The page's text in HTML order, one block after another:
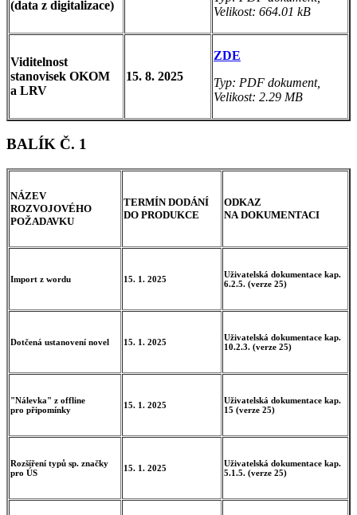
(data z digitalizace)
Velikost: 664.01 kB
Viditelnost
stanovisek OKOM
a LRV
15. 8. 2025
ZDE
Typ: PDF dokument,
Velikost: 2.29 MB
BALÍK Č. 1
NÁZEV
ROZVOJOVÉHO
POŽADAVKU
TERMÍN DODÁNÍ
DO PRODUKCE
ODKAZ
NA DOKUMENTACI
Import z wordu 15. 1. 2025
Uživatelská dokumentace kap.
6.2.5. (verze 25)
Dotčená ustanovení novel 15. 1. 2025
Uživatelská dokumentace kap.
10.2.3. (verze 25)
"Nálevka" z offline
pro připomínky
15. 1. 2025
Uživatelská dokumentace kap.
15 (verze 25)
Rozšíření typů sp. značky
pro ÚS
15. 1. 2025
Uživatelská dokumentace kap.
5.1.5. (verze 25)